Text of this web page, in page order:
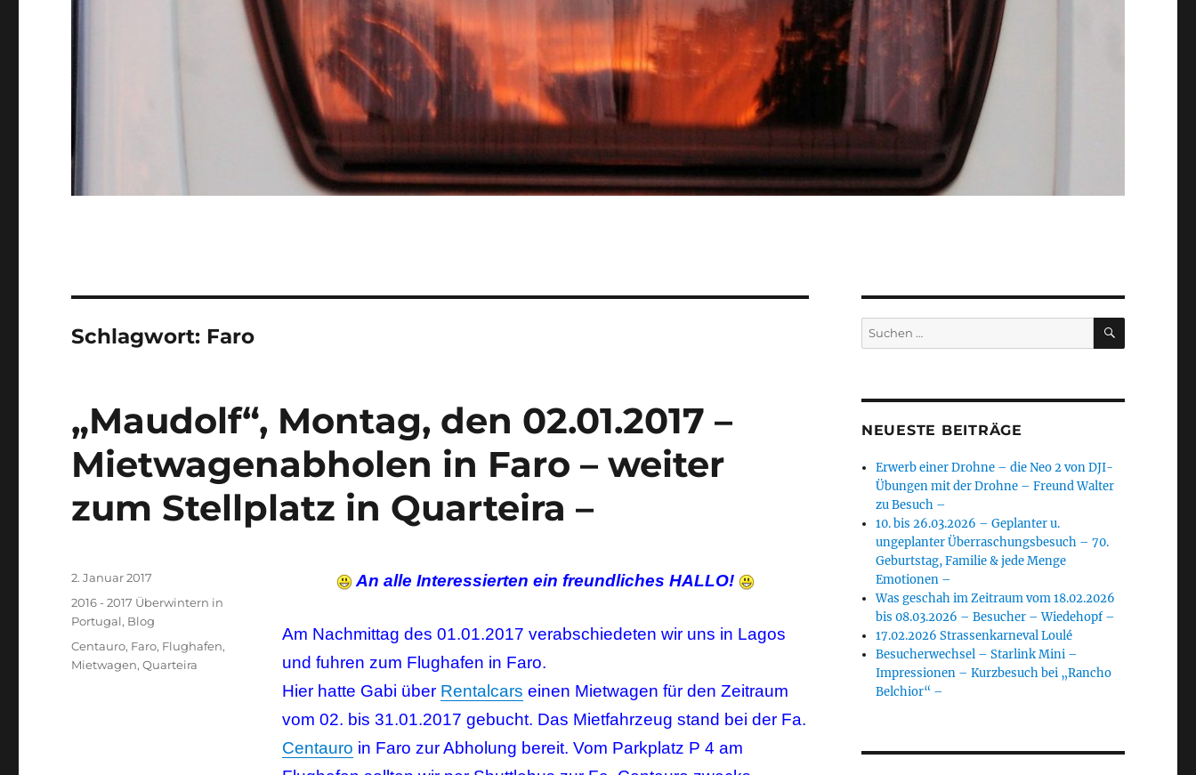
Schlagwort: Faro
„Maudolf“, Montag, den 02.01.2017 –
Mietwagenabholen in Faro – weiter
zum Stellplatz in Quarteira –
An alle Interessierten ein freundliches HALLO!
Am Nachmittag des 01.01.2017 verabschiedeten wir uns in Lagos
und fuhren zum Flughafen in Faro.
Hier hatte Gabi über Rentalcars einen Mietwagen für den Zeitraum
vom 02. bis 31.01.2017 gebucht. Das Mietfahrzeug stand bei der Fa.
Centauro in Faro zur Abholung bereit. Vom Parkplatz P 4 am
Veröffentlicht
am
2. Januar 2017
Kategorien
2016 - 2017 Überwintern in
Portugal, Blog
Schlagwörter
Centauro, Faro, Flughafen,
Mietwagen,Quarteira
Suchen
nach:
SUCHEN
NEUESTE BEITRÄGE
Erwerb einer Drohne – die Neo 2 von DJI-
Übungen mit der Drohne – Freund Walter
zu Besuch –
10. bis 26.03.2026 – Geplanter u.
ungeplanter Überraschungsbesuch – 70.
Geburtstag, Familie & jede Menge
Emotionen –
Was geschah im Zeitraum vom 18.02.2026
bis 08.03.2026 – Besucher – Wiedehopf –
17.02.2026 Strassenkarneval Loulé
Besucherwechsel – Starlink Mini –
Impressionen – Kurzbesuch bei „Rancho
Belchior“ –